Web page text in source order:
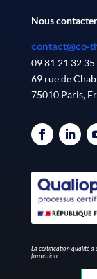
Nous contacter
contact@co-
09 81 21 32 35
69 rue de
75010 Paris,
La certification qualité a
formation